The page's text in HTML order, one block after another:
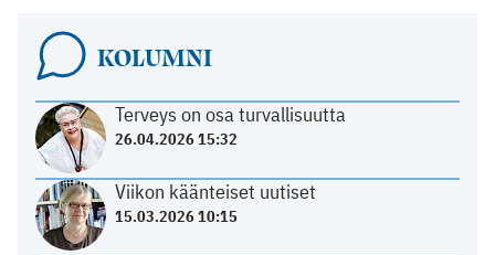
KOLUMNI
Terveys on osa turvallisuutta
26.04.2026 15:32
Viikon käänteiset uutiset
15.03.2026 10:15